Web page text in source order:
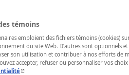
RÉGION
témoins
emploient des fichiers témoins (cookies)
du site Web. D’autres sont optionnels
son utilisation et contribuer à nos efforts de
accepter, refuser ou personnaliser vos
- Cet hyperlien s'ouvrira dans une nouvelle